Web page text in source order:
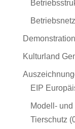
Kulturland
EIP
Modell-
Tierschutz